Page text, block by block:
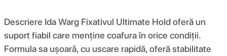
Descriere Ida Warg Fixativul Ultimate Hold oferă un
suport fiabil care menține coafura în orice condiții.
Formula sa ușoară, cu uscare rapidă, oferă stabilitate